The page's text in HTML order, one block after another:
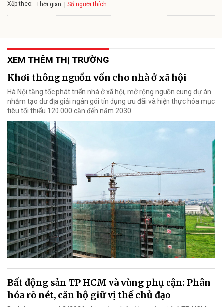
Xếp theo: Thời gian Số người thích
XEM THÊM THỊ TRƯỜNG
Khơi thông nguồn vốn cho nhà ở xã hội
Hà Nội tăng tốc phát triển nhà ở xã hội, mở rộng nguồn cung dự án
nhằm tạo dư địa giải ngân gói tín dụng ưu đãi và hiện thực hóa mục
tiêu tối thiểu 120.000 căn đến năm 2030.
Bất động sản TP HCM và vùng phụ cận: Phân
hóa rõ nét, căn hộ giữ vị thế chủ đạo